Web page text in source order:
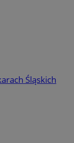
Śląskich